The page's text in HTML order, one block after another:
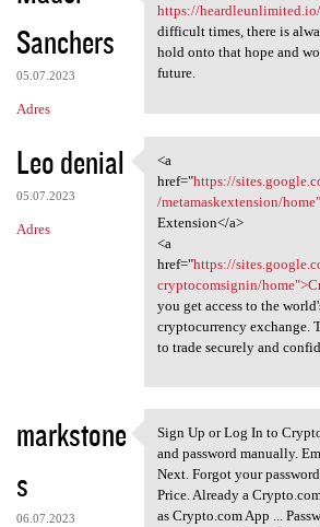
Sanchers
05.07.2023
Adres
The examples in this
https://heardleunlimited.io/
difficult times, there is
hold onto that hope and
future.
Leo denial
05.07.2023
Adres
<a href="https://
<a
href="https://
/metamaskextension/
Extension</a>
<a
href="https://
cryptocomsignin/
you get access to the
cryptocurrency exchange.
to trade securely and
markstone
s
06.07.2023
Sign Up or Log In to
Sign Up or Log In to
and password manually.
Next. Forgot your
Price. Already a
as Crypto.com App ...